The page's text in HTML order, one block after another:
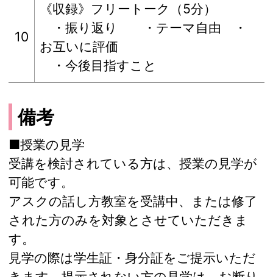
10
《収録》フリートーク（5分）
・振り返り ・テーマ自由 ・
お互いに評価
・今後目指すこと
備考
■授業の見学
受講を検討されている方は、授業の見学が
可能です。
アスクの話し方教室を受講中、または修了
された方のみを対象とさせていただきま
す。
見学の際は学生証・身分証をご提示いただ